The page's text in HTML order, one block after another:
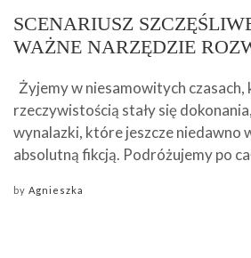
SCENARIUSZ
WAŻNE NARZĘDZIE
Żyjemy w niesamowitych czasach,
rzeczywistością stały się
wynalazki, które jeszcze niedawno
absolutną fikcją. Podróżujemy po
by Agnieszka